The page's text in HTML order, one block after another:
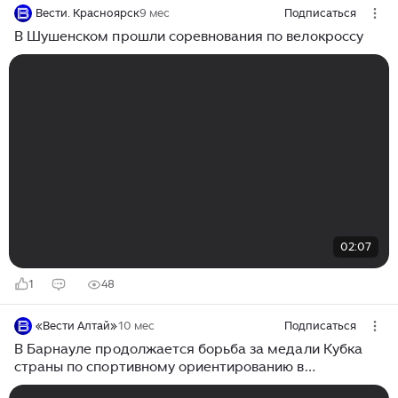
Вести. Красноярск9 мес Подписаться
В Шушенском прошли соревнования по велокроссу
02:07
1 48
«Вести Алтай»10 мес Подписаться
В Барнауле продолжается борьба за медали Кубка
страны по спортивному ориентированию в
велокроссовых дисциплинах